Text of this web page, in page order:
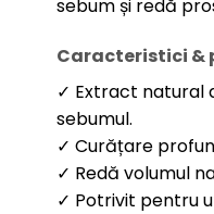
sebum și redă
Caracteristici &
✓ Extract natural
sebumul.
✓ Curățare
✓ Redă volumul
✓ Potrivit pentru